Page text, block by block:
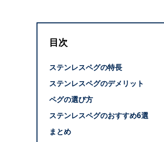
目次
ステンレスペグの特長
ステンレスペグのデメリット
ペグの選び方
ステンレスペグのおすすめ6選
まとめ